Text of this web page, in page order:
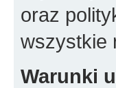
oraz
wszystkie
Warunki